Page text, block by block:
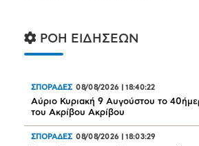
ΡΟΗ ΕΙΔΗΣΕΩΝ
ΣΠΟΡΑΔΕΣ 08/08/2026 18:40:22
Αύριο Κυριακή 9 Αυγούστου το
του Ακρίβου Ακρίβου
ΣΠΟΡΑΔΕΣ 08/08/2026 18:03:29